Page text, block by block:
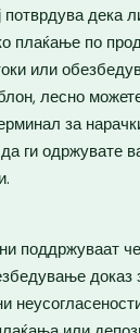
потврдува дека
плаќање по
или
лесно
за
ги одржувате
поддржуваат